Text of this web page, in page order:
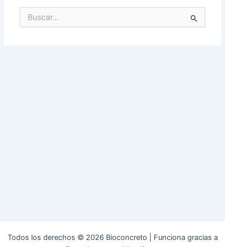
Buscar
por:
Todos los derechos © 2026 Bioconcreto | Funciona gracias a